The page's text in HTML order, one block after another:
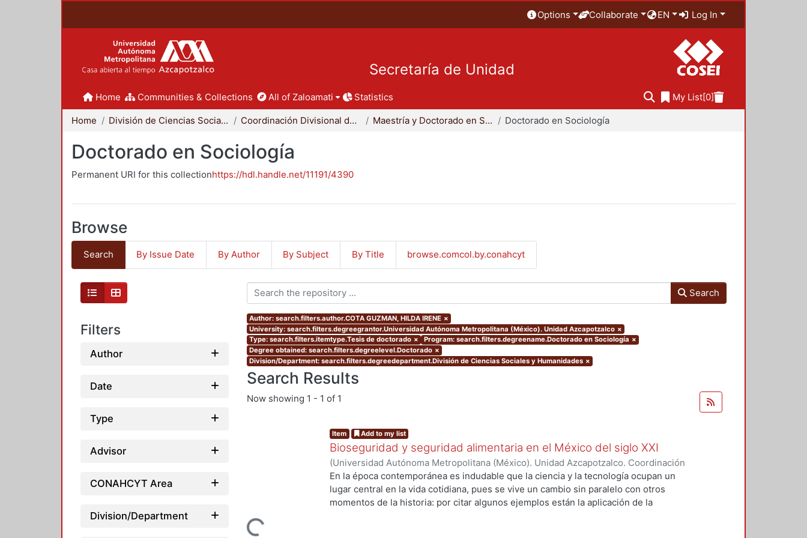
Options Collaborate EN Log In
Secretaría de Unidad
Home Communities & Collections All of Zaloamati Statistics My List[0]
Home División de Ciencias Sociales y Humanidades Coordinación Divisional de Posgrado Maestría y Doctorado en Sociología Doctorado en Sociología
Doctorado en Sociología
Permanent URI for this collectionhttps://hdl.handle.net/11191/4390
Browse
Search By Issue Date By Author By Subject By Title browse.comcol.by.conahcyt
Filters
Author
Date
Type
Advisor
CONAHCYT Area
Division/Department
Search
Author: search.filters.author.COTA GUZMAN, HILDA IRENE ×
University: search.filters.degreegrantor.Universidad Autónoma Metropolitana (México). Unidad Azcapotzalco ×
Type: search.filters.itemtype.Tesis de doctorado × Program: search.filters.degreename.Doctorado en Sociología ×
Degree obtained: search.filters.degreelevel.Doctorado ×
Division/Department: search.filters.degreedepartment.División de Ciencias Sociales y Humanidades ×
Search Results
Now showing 1 - 1 of 1
Loading...
Item Add to my list
Bioseguridad y seguridad alimentaria en el México del siglo XXI
(Universidad Autónoma Metropolitana (México). Unidad Azcapotzalco. Coordinación
de Servicios de Información.,2010-11-12)COTA GUZMAN, HILDA IRENE
En la época contemporánea es indudable que la ciencia y la tecnología ocupan un
lugar central en la vida cotidiana, pues se vive un cambio sin paralelo con otros
momentos de la historia: por citar algunos ejemplos están la aplicación de la